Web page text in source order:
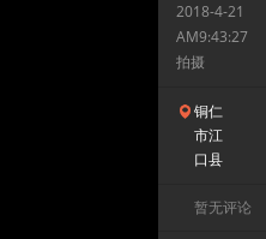
2018-4-21
AM9:43:27
拍摄
铜仁
市江
口县
暂无评论